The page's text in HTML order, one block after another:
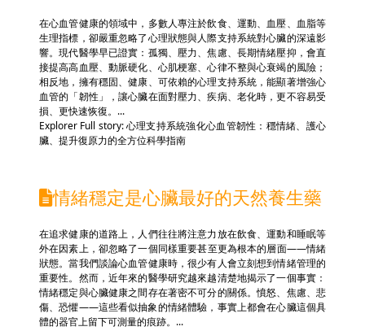
在心血管健康的領域中，多數人專注於飲食、運動、血壓、血脂等
生理指標，卻嚴重忽略了心理狀態與人際支持系統對心臟的深遠影
響。現代醫學早已證實：孤獨、壓力、焦慮、長期情緒壓抑，會直
接提高高血壓、動脈硬化、心肌梗塞、心律不整與心衰竭的風險；
相反地，擁有穩固、健康、可依賴的心理支持系統，能顯著增強心
血管的「韌性」，讓心臟在面對壓力、疾病、老化時，更不容易受
損、更快速恢復。...
Explorer Full story: 心理支持系統強化心血管韌性：穩情緒、護心
臟、提升復原力的全方位科學指南
情緒穩定是心臟最好的天然養生藥
在追求健康的道路上，人們往往將注意力放在飲食、運動和睡眠等
外在因素上，卻忽略了一個同樣重要甚至更為根本的層面——情緒
狀態。當我們談論心血管健康時，很少有人會立刻想到情緒管理的
重要性。然而，近年來的醫學研究越來越清楚地揭示了一個事實：
情緒穩定與心臟健康之間存在著密不可分的關係。憤怒、焦慮、悲
傷、恐懼——這些看似抽象的情緒體驗，事實上都會在心臟這個具
體的器官上留下可測量的痕跡。...